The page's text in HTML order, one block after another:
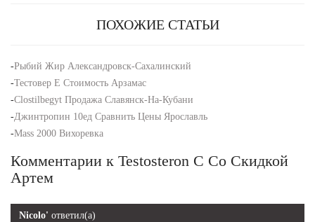
ПОХОЖИЕ СТАТЬИ
-Рыбий Жир Александровск-Сахалинский
-Тестовер Е Стоимость Арзамас
-Clostilbegyt Продажа Славянск-На-Кубани
-Джинтропин 10ед Сравнить Цены Ярославль
-Mass 2000 Вихоревка
Комментарии к Testosteron C Со Скидкой
Артем
Nicolo' ответил(а)